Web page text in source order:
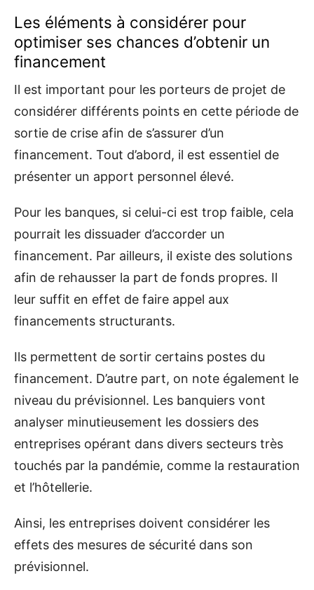
Les éléments à considérer pour
optimiser ses chances d’obtenir un
financement
Il est important pour les porteurs de projet de
considérer différents points en cette période de
sortie de crise afin de s’assurer d’un
financement. Tout d’abord, il est essentiel de
présenter un apport personnel élevé.
Pour les banques, si celui-ci est trop faible, cela
pourrait les dissuader d’accorder un
financement. Par ailleurs, il existe des solutions
afin de rehausser la part de fonds propres. Il
leur suffit en effet de faire appel aux
financements structurants.
Ils permettent de sortir certains postes du
financement. D’autre part, on note également le
niveau du prévisionnel. Les banquiers vont
analyser minutieusement les dossiers des
entreprises opérant dans divers secteurs très
touchés par la pandémie, comme la restauration
et l’hôtellerie.
Ainsi, les entreprises doivent considérer les
effets des mesures de sécurité dans son
prévisionnel.